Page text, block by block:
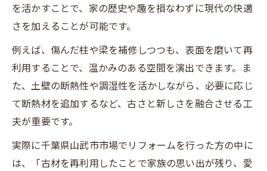
を活かすことで、家の歴史や趣を損なわずに現代の快適
さを加えることが可能です。
例えば、傷んだ柱や梁を補修しつつも、表面を磨いて再
利用することで、温かみのある空間を演出できます。ま
た、土壁の断熱性や調湿性を活かしながら、必要に応じ
て断熱材を追加するなど、古さと新しさを融合させる工
夫が重要です。
実際に千葉県山武市市場でリフォームを行った方の中に
は、「古材を再利用したことで家族の思い出が残り、愛